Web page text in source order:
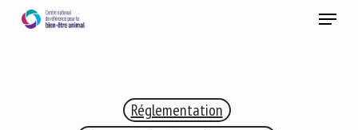
Menu
Réglementation
RECEVEZ CHAQUE MOIS GRATUITEMENT